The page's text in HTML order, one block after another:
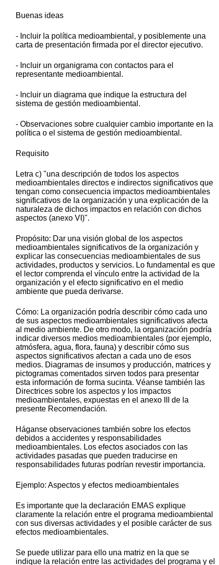
Buenas ideas
- Incluir la política medioambiental, y posiblemente una
carta de presentación firmada por el director ejecutivo.
- Incluir un organigrama con contactos para el
representante medioambiental.
- Incluir un diagrama que indique la estructura del
sistema de gestión medioambiental.
- Observaciones sobre cualquier cambio importante en la
política o el sistema de gestión medioambiental.
Requisito
Letra c) "una descripción de todos los aspectos
medioambientales directos e indirectos significativos que
tengan como consecuencia impactos medioambientales
significativos de la organización y una explicación de la
naturaleza de dichos impactos en relación con dichos
aspectos (anexo VI)".
Propósito: Dar una visión global de los aspectos
medioambientales significativos de la organización y
explicar las consecuencias medioambientales de sus
actividades, productos y servicios. Lo fundamental es que
el lector comprenda el vínculo entre la actividad de la
organización y el efecto significativo en el medio
ambiente que pueda derivarse.
Cómo: La organización podría describir cómo cada uno
de sus aspectos medioambientales significativos afecta
al medio ambiente. De otro modo, la organización podría
indicar diversos medios medioambientales (por ejemplo,
atmósfera, agua, flora, fauna) y describir cómo sus
aspectos significativos afectan a cada uno de esos
medios. Diagramas de insumos y producción, matrices y
pictogramas comentados sirven todos para presentar
esta información de forma sucinta. Véanse también las
Directrices sobre los aspectos y los impactos
medioambientales, expuestas en el anexo III de la
presente Recomendación.
Háganse observaciones también sobre los efectos
debidos a accidentes y responsabilidades
medioambientales. Los efectos asociados con las
actividades pasadas que pueden traducirse en
responsabilidades futuras podrían revestir importancia.
Ejemplo: Aspectos y efectos medioambientales
Es importante que la declaración EMAS explique
claramente la relación entre el programa medioambiental
con sus diversas actividades y el posible carácter de sus
efectos medioambientales.
Se puede utilizar para ello una matriz en la que se
indique la relación entre las actividades del programa y el